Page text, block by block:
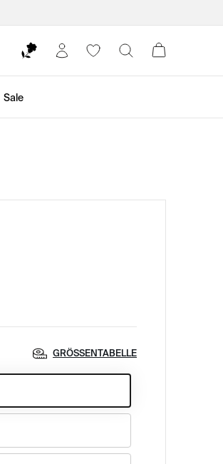
Sale
GRÖSSENTABELLE